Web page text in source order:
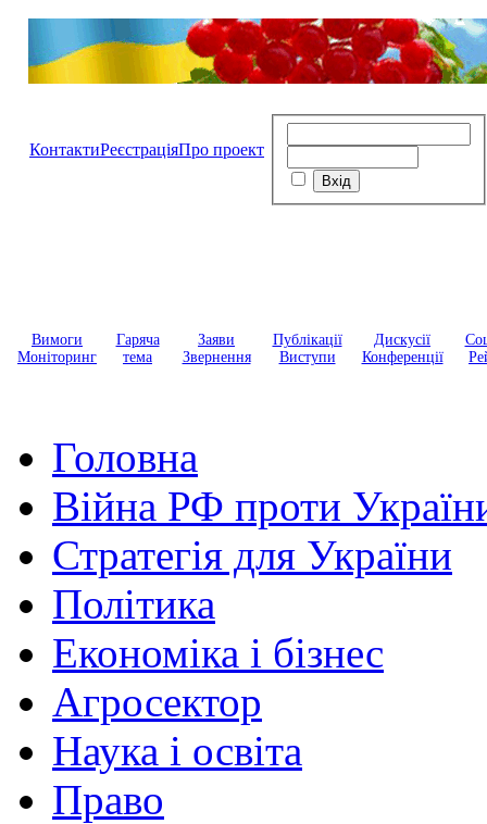
КонтактиРеєстраціяПро проект
Вимоги
Моніторинг
Гаряча
тема
Заяви
Звернення
Публікації
Виступи
Дискусії
Конференції
Головна
Війна РФ проти
Стратегія для України
Політика
Економіка і бізнес
Агросектор
Наука і освіта
Право